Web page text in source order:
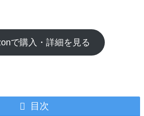
で購入・詳細を見る
目次